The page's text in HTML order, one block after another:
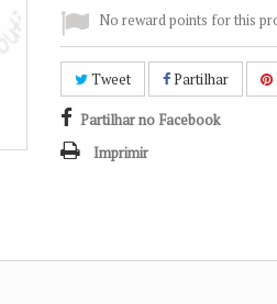
No reward points for this
Tweet Partilhar
Partilhar no Facebook
Imprimir